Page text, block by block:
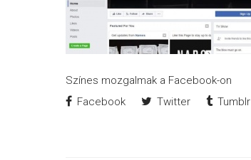
Színes mozgalmak a Facebook-on
Facebook
Twitter Tumblr